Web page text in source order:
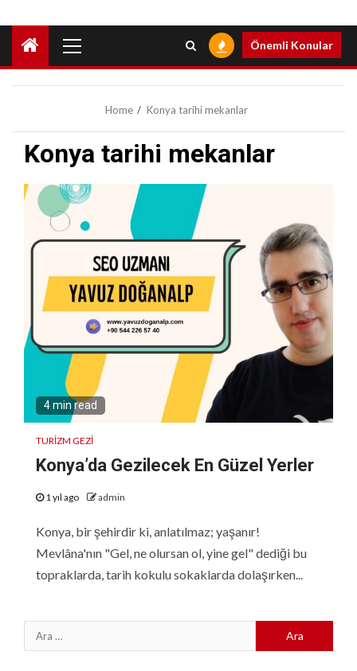
Menu
Önemli Konular
Home Konya tarihi mekanlar
Konya tarihi mekanlar
4 min read
TURIZM GEZI
Konya’da Gezilecek En Güzel Yerler
1 yıl ago admin
Konya, bir şehirdir ki, anlatılmaz; yaşanır!
Mevlâna'nın "Gel, ne olursan ol, yine gel" dediği bu
topraklarda, tarih kokulu sokaklarda dolaşırken...
Arama: